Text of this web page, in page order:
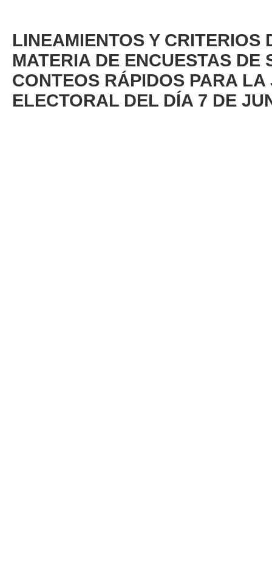
LINEAMIENTOS Y CRITERIOS
MATERIA DE ENCUESTAS DE
CONTEOS RÁPIDOS PARA
ELECTORAL DEL DÍA 7 DE